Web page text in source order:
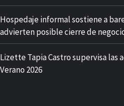
Hospedaje informal sostiene a
advierten posible cierre de
Lizette Tapia Castro supervisa las
Verano 2026